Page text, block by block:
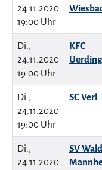
24.11.2020
19:00 Uhr
Di.,
24.11.2020
19:00 Uhr
KFC
Di.,
24.11.2020
19:00 Uhr
SC Verl
Di.,
24.11.2020
SV